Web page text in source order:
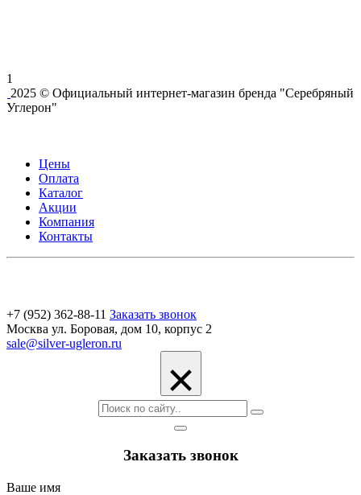
1
2025 © Официальный интернет-магазин бренда "Серебряный
Углерон"
Цены
Оплата
Каталог
Акции
Компания
Контакты
+7 (952) 362-88-11 Заказать звонок
Москва ул. Боровая, дом 10, корпус 2
sale@silver-ugleron.ru
×
Заказать звонок
Ваше имя